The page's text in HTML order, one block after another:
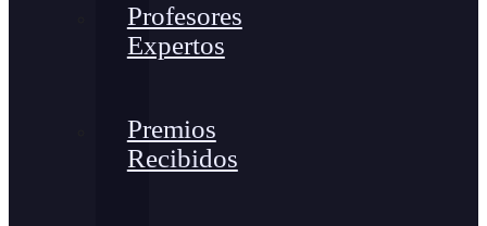
Profesores
Expertos
Premios
Recibidos